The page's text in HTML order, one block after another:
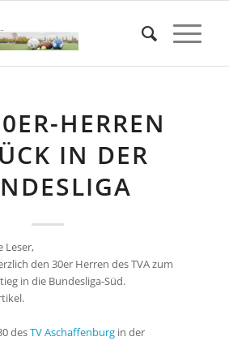
HERREN
IN DER
Leser,
den 30er Herren des TVA zum
in die Bundesliga-Süd.
desTV Aschaffenburgin der